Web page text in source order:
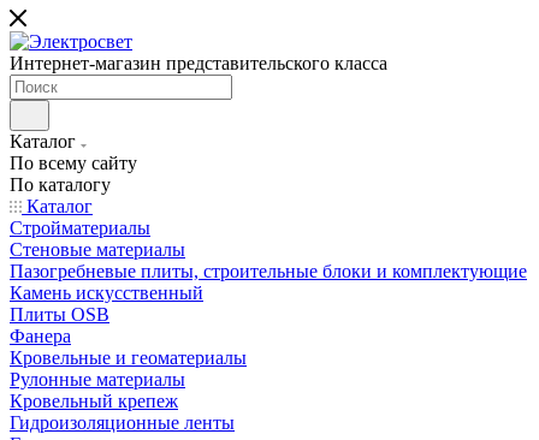
Интернет-магазин представительского класса
Каталог
По всему сайту
По каталогу
Каталог
Стройматериалы
Стеновые материалы
Пазогребневые плиты, строительные блоки и комплектующие
Камень искусственный
Плиты OSB
Фанера
Кровельные и геоматериалы
Рулонные материалы
Кровельный крепеж
Гидроизоляционные ленты